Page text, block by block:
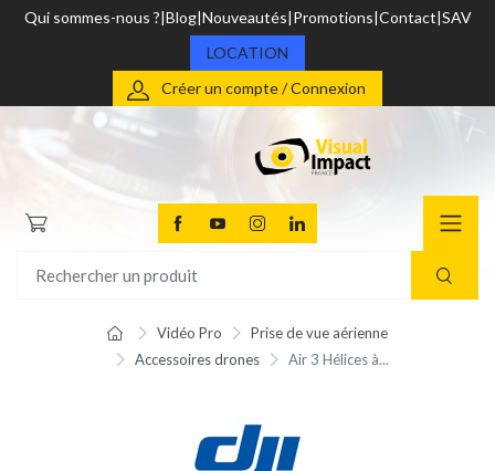
Qui sommes-nous ? Blog Nouveautés Promotions Contact SAV
LOCATION
Créer un compte / Connexion
Vidéo Pro
Prise de vue aérienne
Accessoires drones
Air 3 Hélices à...